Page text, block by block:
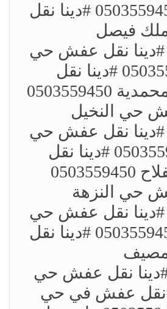
الملك فهد 0503559450 ؜#دينا نقل
فيصل
0503559450 ؜#دينا نقل عفش حي
الخليج 0503559450 ؜#دينا نقل
عفش حي المحمدية 0503559450
حي النخيل
0503559450 ؜#دينا نقل عفش حي
التعاون 0503559450 ؜#دينا نقل
حي النزهة
0503559450 ؜#دينا نقل عفش حي
المرسلات 0503559450 ؜#دينا نقل
نقل عفش حي
عفش في حي